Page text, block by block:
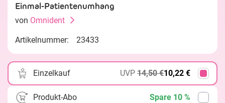
Einmal-Patientenumhang
von Omnident
Artikelnummer: 23433
Einzelkauf UVP 14,50 €10,22 €
Produkt-Abo Spare 10 %